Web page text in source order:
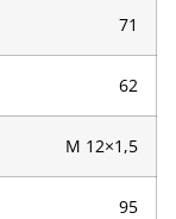
71
62
M 12×1,5
95